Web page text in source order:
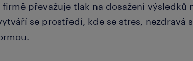
převažuje tlak na dosažení výsledků
se prostředí, kde se stres, nezdravá